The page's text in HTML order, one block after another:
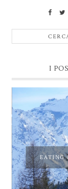
I
EATING